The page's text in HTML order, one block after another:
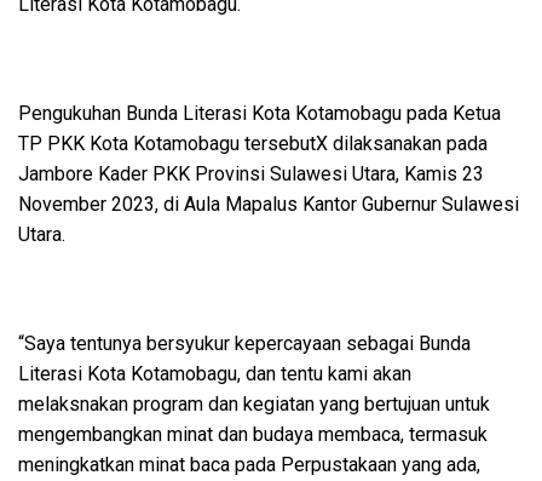
Pengukuhan Bunda Literasi Kota Kotamobagu pada Ketua
TP PKK Kota Kotamobagu tersebutX dilaksanakan pada
Jambore Kader PKK Provinsi Sulawesi Utara, Kamis 23
November 2023, di Aula Mapalus Kantor Gubernur Sulawesi
Utara.
“Saya tentunya bersyukur kepercayaan sebagai Bunda
Literasi Kota Kotamobagu, dan tentu kami akan
melaksnakan program dan kegiatan yang bertujuan untuk
mengembangkan minat dan budaya membaca, termasuk
meningkatkan minat baca pada Perpustakaan yang ada,